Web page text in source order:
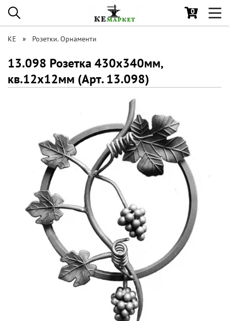
0
КЕ Розетки. Орнаменти
13.098 Розетка 430х340мм,
кв.12x12мм (Арт. 13.098)